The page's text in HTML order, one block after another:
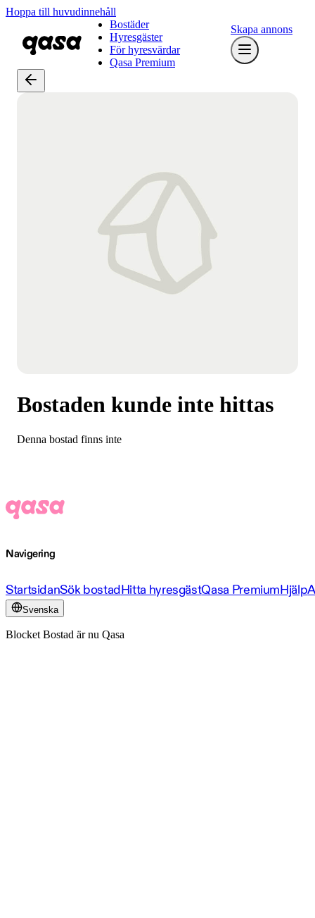
Hoppa till huvudinnehåll
Bostäder
Hyresgäster
För hyresvärdar
Qasa Premium
Skapa annons
Bostaden kunde inte hittas
Denna bostad finns inte
Navigering
StartsidanSök bostadHitta hyresgästQasa PremiumHjälp
Svenska
Blocket Bostad är nu Qasa